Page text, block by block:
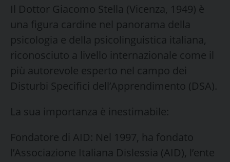
​Il Dottor Giacomo Stella (Vicenza, 1949) è
una figura cardine nel panorama della
psicologia e della psicolinguistica italiana,
riconosciuto a livello internazionale come il
più autorevole esperto nel campo dei
Disturbi Specifici dell’Apprendimento (DSA).
​La sua importanza è inestimabile:
​Fondatore di AID: Nel 1997, ha fondato
l’Associazione Italiana Dislessia (AID), l’ente